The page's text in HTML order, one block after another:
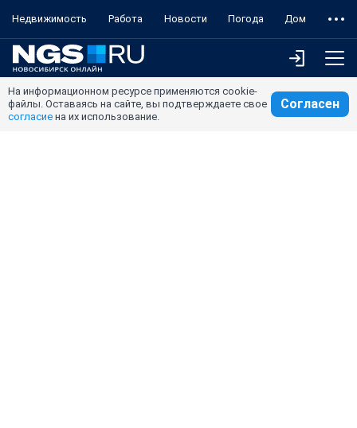
Недвижимость Работа Новости Погода Дом
На информационном ресурсе применяются cookie-
файлы. Оставаясь на сайте, вы подтверждаете свое
согласие на их использование.
Согласен